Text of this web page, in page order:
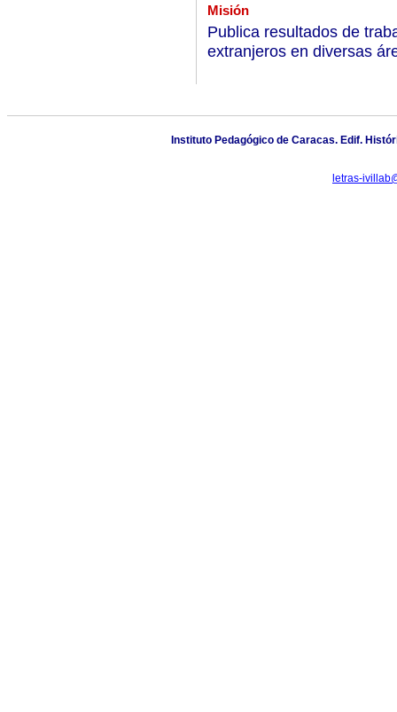
Misión
Publica resultados de
extranjeros en diversas
Instituto Pedagógico de Caracas. Edif.
letras-